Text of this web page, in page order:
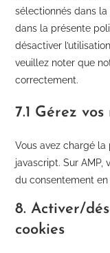
sélectionnés dans
dans la présente
désactiver
veuillez noter que
correctement.
7.1 Gérez
Vous avez chargé
javascript. Sur AMP,
du consentement
8. Activer/
cookies